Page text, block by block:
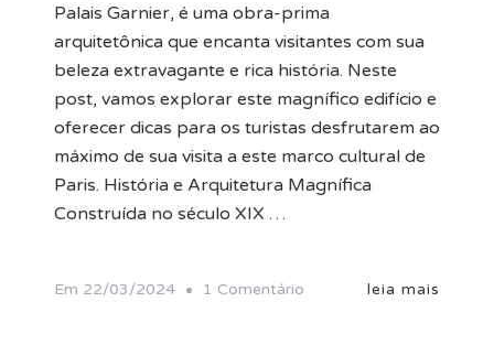
Palais Garnier, é uma obra-prima
arquitetônica que encanta visitantes com sua
beleza extravagante e rica história. Neste
post, vamos explorar este magnífico edifício e
oferecer dicas para os turistas desfrutarem ao
máximo de sua visita a este marco cultural de
Paris. História e Arquitetura Magnífica
Construída no século XIX …
Em 22/03/2024 1 Comentário leia mais